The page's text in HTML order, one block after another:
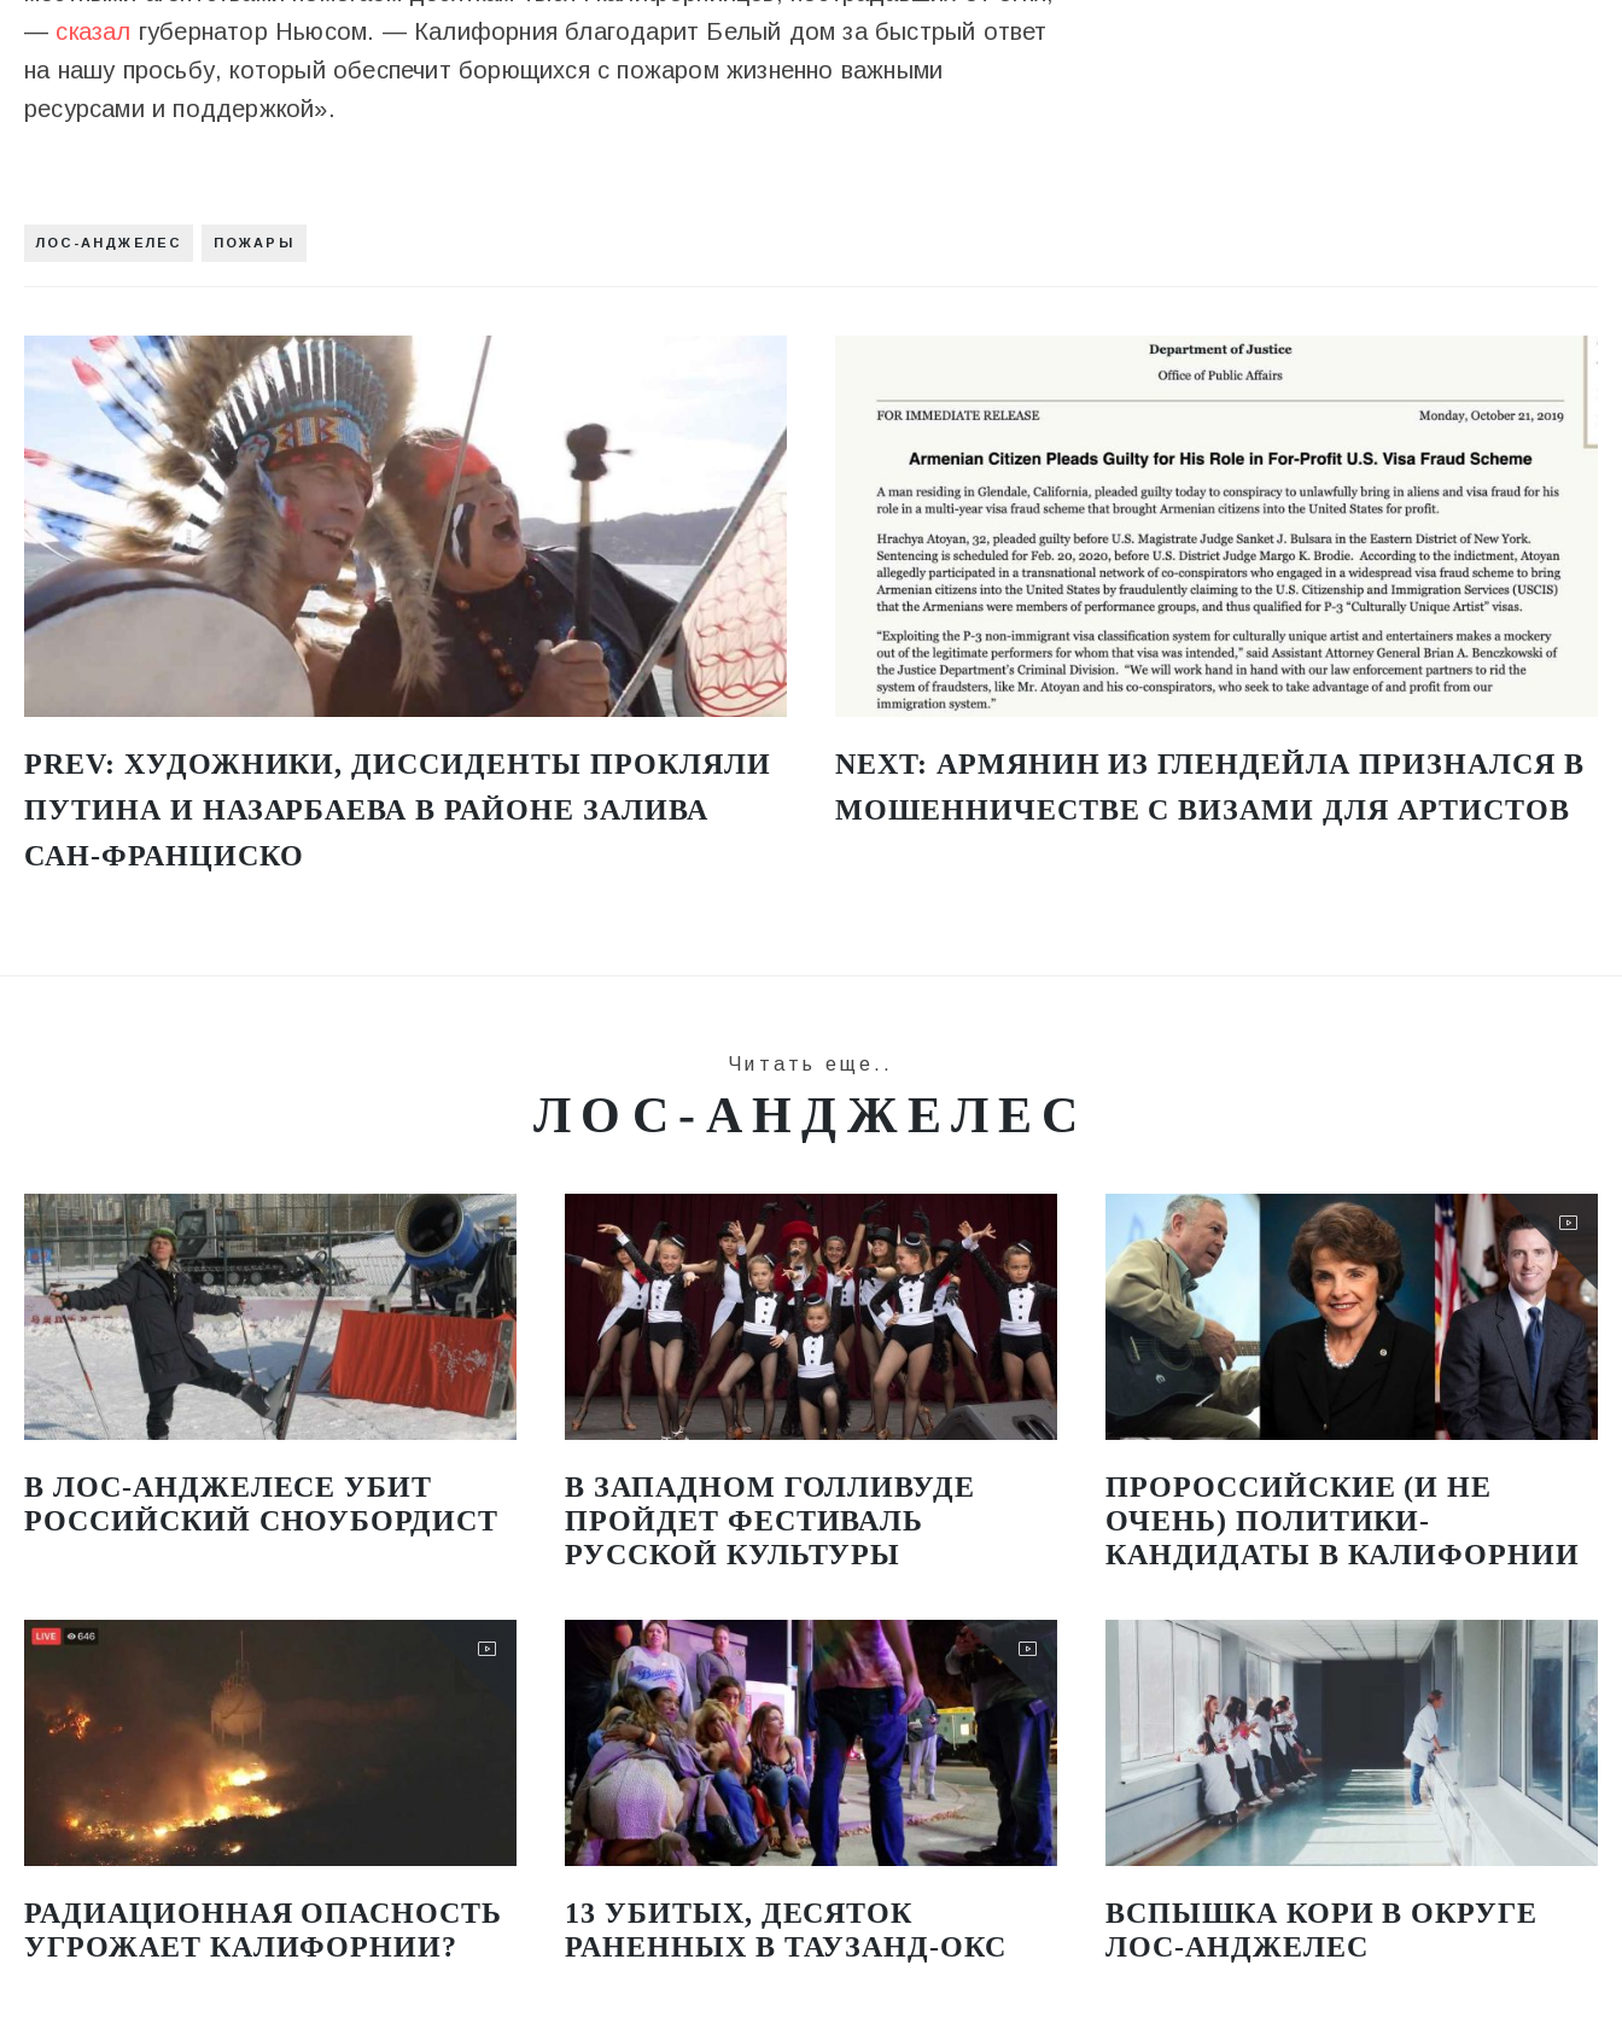
— сказал губернатор Ньюсом. — Калифорния благодарит Белый дом за быстрый ответ
на нашу просьбу, который обеспечит борющихся с пожаром жизненно важными
ресурсами и поддержкой».
ЛОС-АНДЖЕЛЕС ПОЖАРЫ
PREV: ХУДОЖНИКИ, ДИССИДЕНТЫ ПРОКЛЯЛИ
ПУТИНА И НАЗАРБАЕВА В РАЙОНЕ ЗАЛИВА
САН-ФРАНЦИСКО
NEXT: АРМЯНИН ИЗ ГЛЕНДЕЙЛА ПРИЗНАЛСЯ В
МОШЕННИЧЕСТВЕ С ВИЗАМИ ДЛЯ АРТИСТОВ
Читать еще..
ЛОС-АНДЖЕЛЕС
В ЛОС-АНДЖЕЛЕСЕ УБИТ
РОССИЙСКИЙ СНОУБОРДИСТ
В ЗАПАДНОМ ГОЛЛИВУДЕ
ПРОЙДЕТ ФЕСТИВАЛЬ
РУССКОЙ КУЛЬТУРЫ
ПРОРОССИЙСКИЕ (И НЕ
ОЧЕНЬ) ПОЛИТИКИ-
КАНДИДАТЫ В КАЛИФОРНИИ
РАДИАЦИОННАЯ ОПАСНОСТЬ
УГРОЖАЕТ КАЛИФОРНИИ?
13 УБИТЫХ, ДЕСЯТОК
РАНЕННЫХ В ТАУЗАНД-ОКС
ВСПЫШКА КОРИ В ОКРУГЕ
ЛОС-АНДЖЕЛЕС